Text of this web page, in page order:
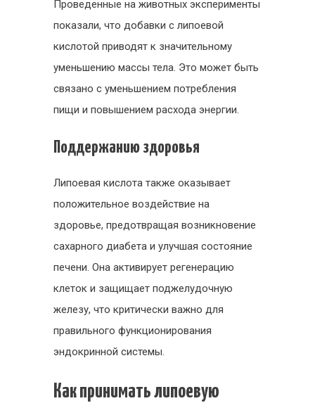
Проведенные на животных эксперименты
показали, что добавки с липоевой
кислотой приводят к значительному
уменьшению массы тела. Это может быть
связано с уменьшением потребления
пищи и повышением расхода энергии.
Поддержанию здоровья
Липоевая кислота также оказывает
положительное воздействие на
здоровье, предотвращая возникновение
сахарного диабета и улучшая состояние
печени. Она активирует регенерацию
клеток и защищает поджелудочную
железу, что критически важно для
правильного функционирования
эндокринной системы.
Как принимать липоевую